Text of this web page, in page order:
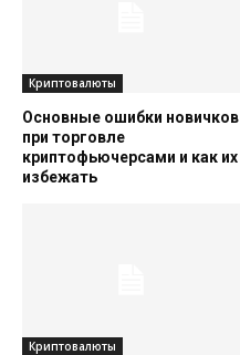
Криптовалюты
Основные ошибки новичков
при торговле
криптофьючерсами и как их
избежать
Криптовалюты